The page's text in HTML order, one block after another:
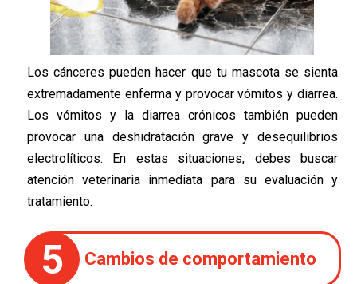
Los cánceres pueden hacer que tu mascota se sienta
extremadamente enferma y provocar vómitos y diarrea.
Los vómitos y la diarrea crónicos también pueden
provocar una deshidratación grave y desequilibrios
electrolíticos. En estas situaciones, debes buscar
atención veterinaria inmediata para su evaluación y
tratamiento.
5 Cambios de comportamiento